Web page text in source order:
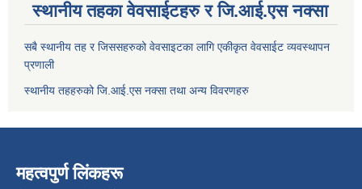
स्थानीय तहका वेवसाईटहरु र जि.आई.एस नक्सा
सबै स्थानीय तह र जिससहरुको वेवसाइटका लागि एकीकृत वेवसाईट व्यवस्थापन
प्रणाली
स्थानीय तहहरुको जि.आई.एस नक्सा तथा अन्य विवरणहरु
महत्वपुर्ण लिंकहरू